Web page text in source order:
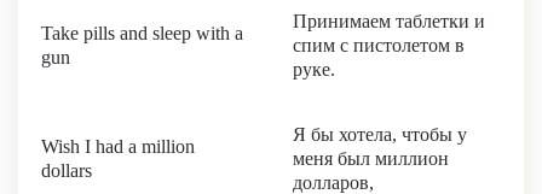
Take pills and sleep with a
gun
Принимаем таблетки и
спим с пистолетом в
руке.
Wish I had a million
dollars
Я бы хотела, чтобы у
меня был миллион
долларов,